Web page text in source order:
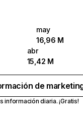
may
16,96 M
abr
15,42 M
de
información diaria. ¡Gratis!